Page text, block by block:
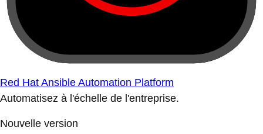
Red Hat Ansible Automation Platform
Automatisez à l'échelle de l'entreprise.
Nouvelle version